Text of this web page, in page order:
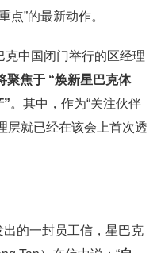
点”的最新动作。
中国闭门举行的区经理
聚焦于 “焕新星巴克体
”。其中，作为“关注伙伴
层就已经在该会上首次透
的一封员工信，星巴克